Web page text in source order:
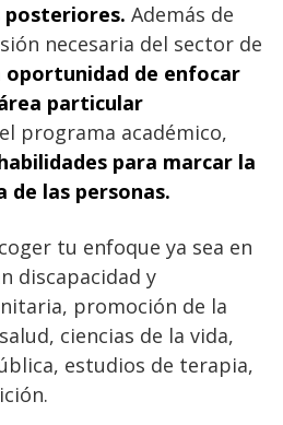
posteriores. Además de
necesaria del sector de
oportunidad de enfocar
particular
programa académico,
para marcar la
de las personas.
tu enfoque ya sea en
discapacidad y
promoción de la
ciencias de la vida,
estudios de terapia,